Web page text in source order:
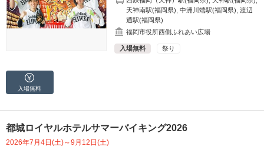
天神南駅(福岡県) ,中洲川端駅(福岡県) ,渡辺
通駅(福岡県)
福岡市役所西側ふれあい広場
入場無料 祭り
入場無料
都城ロイヤルホテルサマーバイキング2026
2026年7月4日(土)～9月12日(土)